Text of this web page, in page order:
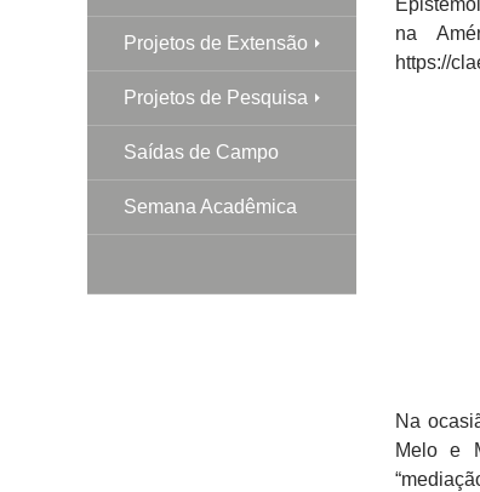
na
https://
Na
Melo e
Projetos de Extensão
Projetos de Pesquisa
Saídas de Campo
Semana Acadêmica